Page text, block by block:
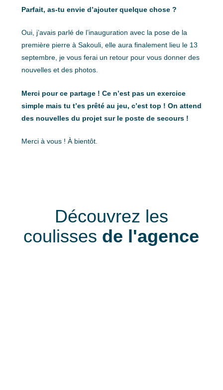
Parfait, as-tu envie d’ajouter quelque chose ?
Oui, j’avais parlé de l’inauguration avec la pose de la
première pierre à Sakouli, elle aura finalement lieu le 13
septembre, je vous ferai un retour pour vous donner des
nouvelles et des photos.
Merci pour ce partage ! Ce n’est pas un exercice
simple mais tu t’es prêté au jeu, c’est top ! On attend
des nouvelles du projet sur le poste de secours !
Merci à vous ! À bientôt.
Découvrez les
coulisses de l'agence